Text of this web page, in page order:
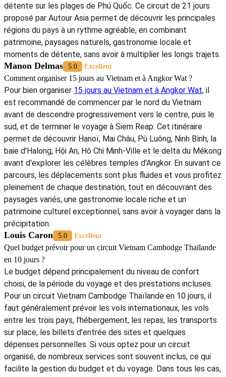
détente sur les plages de Phú Quốc. Ce circuit de 21 jours
proposé par Autour Asia permet de découvrir les principales
régions du pays à un rythme agréable, en combinant
patrimoine, paysages naturels, gastronomie locale et
moments de détente, sans avoir à multiplier les longs trajets.
Manon Delmas 5.0 Excellent
Comment organiser 15 jours au Vietnam et à Angkor Wat ?
Pour bien organiser 15 jours au Vietnam et à Angkor Wat, il
est recommandé de commencer par le nord du Vietnam
avant de descendre progressivement vers le centre, puis le
sud, et de terminer le voyage à Siem Reap. Cet itinéraire
permet de découvrir Hanoï, Mai Châu, Pù Luông, Ninh Bình, la
baie d'Halong, Hội An, Hô Chi Minh-Ville et le delta du Mékong
avant d'explorer les célèbres temples d'Angkor. En suivant ce
parcours, les déplacements sont plus fluides et vous profitez
pleinement de chaque destination, tout en découvrant des
paysages variés, une gastronomie locale riche et un
patrimoine culturel exceptionnel, sans avoir à voyager dans la
précipitation.
Louis Caron 5.0 Excellent
Quel budget prévoir pour un circuit Vietnam Cambodge Thaïlande
en 10 jours ?
Le budget dépend principalement du niveau de confort
choisi, de la période du voyage et des prestations incluses.
Pour un circuit Vietnam Cambodge Thaïlande en 10 jours, il
faut généralement prévoir les vols internationaux, les vols
entre les trois pays, l'hébergement, les repas, les transports
sur place, les billets d'entrée des sites et quelques
dépenses personnelles. Si vous optez pour un circuit
organisé, de nombreux services sont souvent inclus, ce qui
facilite la gestion du budget et du voyage. Dans tous les cas,